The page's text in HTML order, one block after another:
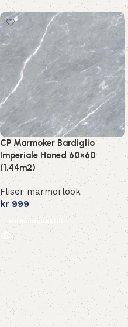
CP Marmoker Bardiglio
Imperiale Honed 60×60
(1,44m2)
Fliser marmorlook
kr999
Forhåndsbestill